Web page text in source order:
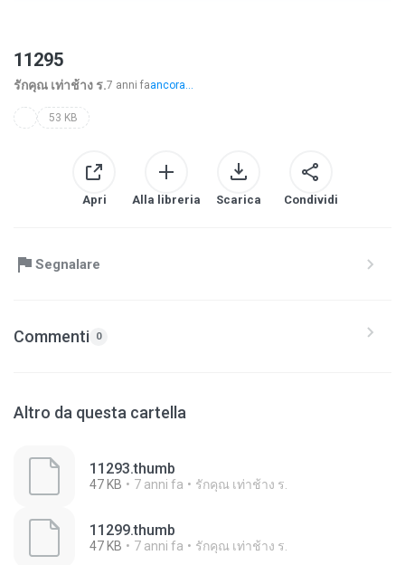
11295
รักคุณ เท่าช้าง ร.7 anni faancora...
53 KB
Apri Alla libreria Scarica Condividi
Segnalare
Commenti 0
Altro da questa cartella
11293.thumb
47 KB 7 anni fa รักคุณ เท่าช้าง ร.
11299.thumb
47 KB 7 anni fa รักคุณ เท่าช้าง ร.